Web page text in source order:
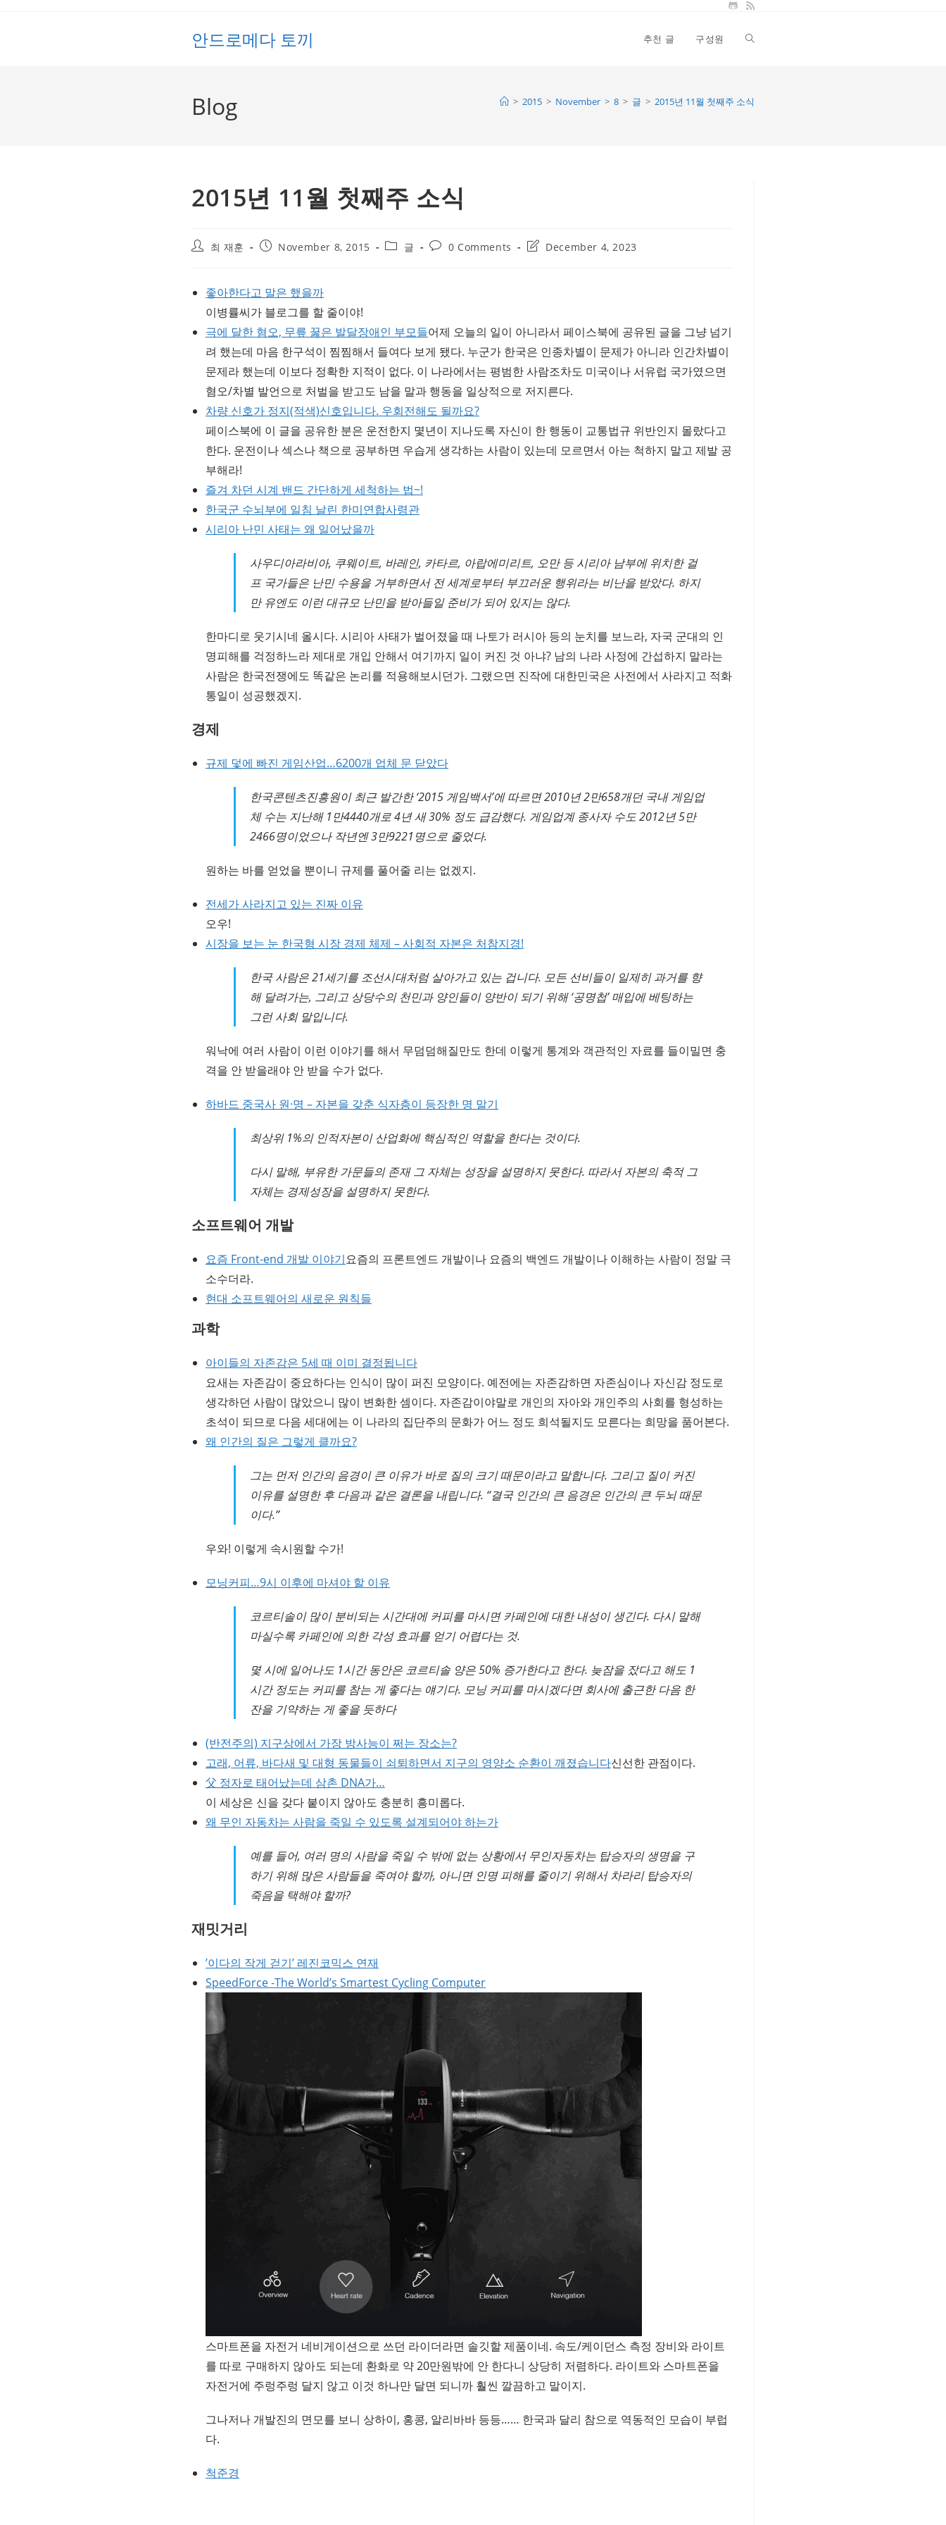
안드로메다 토끼 추천 글 구성원 Toggle
Blog > 2015 > November > 8 > 글 > 2015년 11월 첫째주 소식
2015년 11월 첫째주 소식
Post최 재훈
PostNovember 8, 2015
Post글
Post0 Comments
PostDecember 4, 2023
좋아한다고 말은 했을까
이병률씨가 블로그를 할 줄이야!
극에 달한 혐오, 무릎 꿇은 발달장애인 부모들어제 오늘의 일이 아니라서 페이스북에 공유된 글을 그냥 넘기
려 했는데 마음 한구석이 찜찜해서 들여다 보게 됐다. 누군가 한국은 인종차별이 문제가 아니라 인간차별이
문제라 했는데 이보다 정확한 지적이 없다. 이 나라에서는 평범한 사람조차도 미국이나 서유럽 국가였으면
혐오/차별 발언으로 처벌을 받고도 남을 말과 행동을 일상적으로 저지른다.
차량 신호가 정지(적색)신호입니다. 우회전해도 될까요?
페이스북에 이 글을 공유한 분은 운전한지 몇년이 지나도록 자신이 한 행동이 교통법규 위반인지 몰랐다고
한다. 운전이나 섹스나 책으로 공부하면 우습게 생각하는 사람이 있는데 모르면서 아는 척하지 말고 제발 공
부해라!
즐겨 차던 시계 밴드 간단하게 세척하는 법~!
한국군 수뇌부에 일침 날린 한미연합사령관
시리아 난민 사태는 왜 일어났을까
사우디아라비아, 쿠웨이트, 바레인, 카타르, 아랍에미리트, 오만 등 시리아 남부에 위치한 걸
프 국가들은 난민 수용을 거부하면서 전 세계로부터 부끄러운 행위라는 비난을 받았다. 하지
만 유엔도 이런 대규모 난민을 받아들일 준비가 되어 있지는 않다.
한마디로 웃기시네 올시다. 시리아 사태가 벌어졌을 때 나토가 러시아 등의 눈치를 보느라, 자국 군대의 인
명피해를 걱정하느라 제대로 개입 안해서 여기까지 일이 커진 것 아냐? 남의 나라 사정에 간섭하지 말라는
사람은 한국전쟁에도 똑같은 논리를 적용해보시던가. 그랬으면 진작에 대한민국은 사전에서 사라지고 적화
통일이 성공했겠지.
경제
규제 덫에 빠진 게임산업…6200개 업체 문 닫았다
한국콘텐츠진흥원이 최근 발간한 ‘2015 게임백서’에 따르면 2010년 2만658개던 국내 게임업
체 수는 지난해 1만4440개로 4년 새 30% 정도 급감했다. 게임업계 종사자 수도 2012년 5만
2466명이었으나 작년엔 3만9221명으로 줄었다.
원하는 바를 얻었을 뿐이니 규제를 풀어줄 리는 없겠지.
전세가 사라지고 있는 진짜 이유
오우!
시장을 보는 눈 한국형 시장 경제 체제 – 사회적 자본은 처참지경!
한국 사람은 21세기를 조선시대처럼 살아가고 있는 겁니다. 모든 선비들이 일제히 과거를 향
해 달려가는, 그리고 상당수의 천민과 양인들이 양반이 되기 위해 ‘공명첩’ 매입에 베팅하는
그런 사회 말입니다.
워낙에 여러 사람이 이런 이야기를 해서 무덤덤해질만도 한데 이렇게 통계와 객관적인 자료를 들이밀면 충
격을 안 받을래야 안 받을 수가 없다.
하바드 중국사 원·명 – 자본을 갖춘 식자층이 등장한 명 말기
최상위 1%의 인적자본이 산업화에 핵심적인 역할을 한다는 것이다.
다시 말해, 부유한 가문들의 존재 그 자체는 성장을 설명하지 못한다. 따라서 자본의 축적 그
자체는 경제성장을 설명하지 못한다.
소프트웨어 개발
요즘 Front-end 개발 이야기요즘의 프론트엔드 개발이나 요즘의 백엔드 개발이나 이해하는 사람이 정말 극
소수더라.
현대 소프트웨어의 새로운 원칙들
과학
아이들의 자존감은 5세 때 이미 결정됩니다
요새는 자존감이 중요하다는 인식이 많이 퍼진 모양이다. 예전에는 자존감하면 자존심이나 자신감 정도로
생각하던 사람이 많았으니 많이 변화한 셈이다. 자존감이야말로 개인의 자아와 개인주의 사회를 형성하는
초석이 되므로 다음 세대에는 이 나라의 집단주의 문화가 어느 정도 희석될지도 모른다는 희망을 품어본다.
왜 인간의 질은 그렇게 클까요?
그는 먼저 인간의 음경이 큰 이유가 바로 질의 크기 때문이라고 말합니다. 그리고 질이 커진
이유를 설명한 후 다음과 같은 결론을 내립니다. “결국 인간의 큰 음경은 인간의 큰 두뇌 때문
이다.”
우와! 이렇게 속시원할 수가!
모닝커피…9시 이후에 마셔야 할 이유
코르티솔이 많이 분비되는 시간대에 커피를 마시면 카페인에 대한 내성이 생긴다. 다시 말해
마실수록 카페인에 의한 각성 효과를 얻기 어렵다는 것.
몇 시에 일어나도 1시간 동안은 코르티솔 양은 50% 증가한다고 한다. 늦잠을 잤다고 해도 1
시간 정도는 커피를 참는 게 좋다는 얘기다. 모닝 커피를 마시겠다면 회사에 출근한 다음 한
잔을 기약하는 게 좋을 듯하다
(반전주의) 지구상에서 가장 방사능이 쩌는 장소는?
고래, 어류, 바다새 및 대형 동물들이 쇠퇴하면서 지구의 영양소 순환이 깨졌습니다신선한 관점이다.
父 정자로 태어났는데 삼촌 DNA가…
이 세상은 신을 갖다 붙이지 않아도 충분히 흥미롭다.
왜 무인 자동차는 사람을 죽일 수 있도록 설계되어야 하는가
예를 들어, 여러 명의 사람을 죽일 수 밖에 없는 상황에서 무인자동차는 탑승자의 생명을 구
하기 위해 많은 사람들을 죽여야 할까, 아니면 인명 피해를 줄이기 위해서 차라리 탑승자의
죽음을 택해야 할까?
재밋거리
’이다의 작게 걷기’ 레진코믹스 연재
SpeedForce -The World’s Smartest Cycling Computer
스마트폰을 자전거 네비게이션으로 쓰던 라이더라면 솔깃할 제품이네. 속도/케이던스 측정 장비와 라이트
를 따로 구매하지 않아도 되는데 환화로 약 20만원밖에 안 한다니 상당히 저렴하다. 라이트와 스마트폰을
자전거에 주렁주렁 달지 않고 이것 하나만 달면 되니까 훨씬 깔끔하고 말이지.
그나저나 개발진의 면모를 보니 상하이, 홍콩, 알리바바 등등…… 한국과 달리 참으로 역동적인 모습이 부럽
다.
척준경